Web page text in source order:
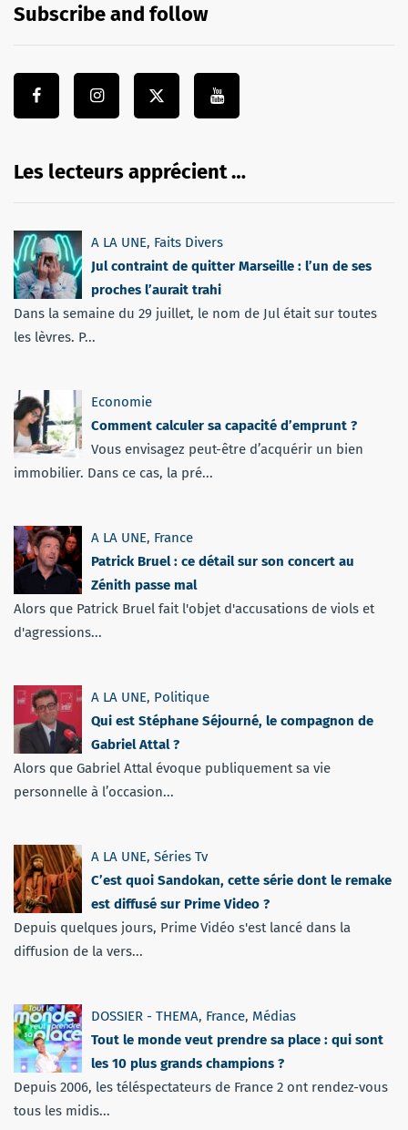
Subscribe and follow
Les lecteurs apprécient …
A LA UNE, Faits Divers
Jul contraint de quitter Marseille : l’un de ses
proches l’aurait trahi
Dans la semaine du 29 juillet, le nom de Jul était sur toutes
les lèvres. P...
Economie
Comment calculer sa capacité d’emprunt ?
Vous envisagez peut-être d’acquérir un bien
immobilier. Dans ce cas, la pré...
A LA UNE, France
Patrick Bruel : ce détail sur son concert au
Zénith passe mal
Alors que Patrick Bruel fait l'objet d'accusations de viols et
d'agressions...
A LA UNE, Politique
Qui est Stéphane Séjourné, le compagnon de
Gabriel Attal ?
Alors que Gabriel Attal évoque publiquement sa vie
personnelle à l’occasion...
A LA UNE, Séries Tv
C’est quoi Sandokan, cette série dont le remake
est diffusé sur Prime Video ?
Depuis quelques jours, Prime Vidéo s'est lancé dans la
diffusion de la vers...
DOSSIER - THEMA, France, Médias
Tout le monde veut prendre sa place : qui sont
les 10 plus grands champions ?
Depuis 2006, les téléspectateurs de France 2 ont rendez-vous
tous les midis...